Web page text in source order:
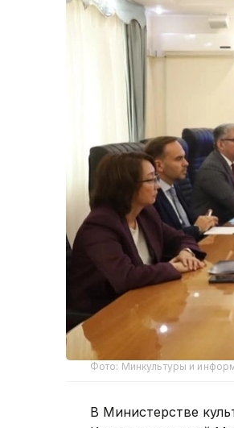
Фото: Минкультуры и
В Министерстве